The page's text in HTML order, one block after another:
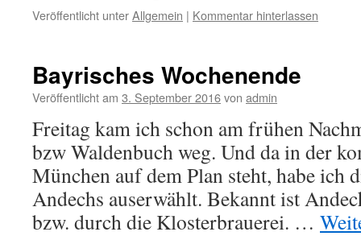
Veröffentlicht unterAllgemein | Kommentar hinterlassen
Bayrisches Wochenende
Veröffentlicht am 3. September 2016von admin
Freitag kam ich schon am frühen
bzw Waldenbuch weg. Und da in der
München auf dem Plan steht, habe ich
Andechs auserwählt. Bekannt ist
bzw. durch die Klosterbrauerei. …